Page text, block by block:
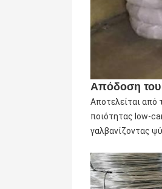
Απόδοση του
Αποτελείται από
ποιότητας low-
γαλβανίζοντας